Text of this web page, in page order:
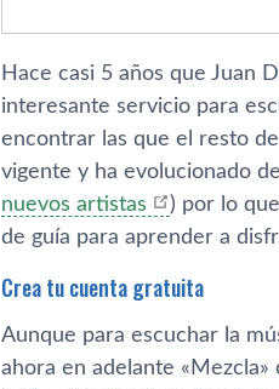
Hace casi 5 años que Juan
interesante servicio para
encontrar las que el resto
vigente y ha evolucionado
nuevos artistas
) por lo
de guí­a para aprender a
Crea tu cuenta gratuita
Aunque para escuchar la
ahora en adelante